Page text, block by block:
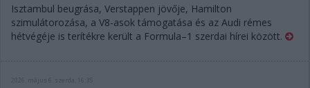
Isztambul beugrása, Verstappen jövője, Hamilton
szimulátorozása, a V8-asok támogatása és az Audi rémes
hétvégéje is terítékre került a Formula–1 szerdai hírei között.
2026. május 6. szerda, 16:35